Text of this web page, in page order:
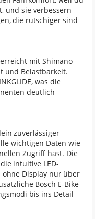
und sie verbessern
die rutschiger sind
mit Shimano
und Belastbarkeit.
was die
deutlich
zuverlässiger
wichtigen Daten wie
Zugriff hast. Die
intuitive LED-
ohne Display nur über
Bosch E-Bike
bis ins Detail